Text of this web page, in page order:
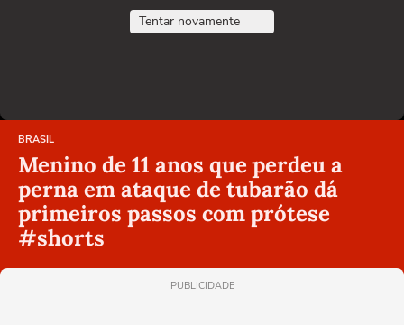
Tentar novamente
BRASIL
Menino de 11 anos que perdeu a
perna em ataque de tubarão dá
primeiros passos com prótese
#shorts
PUBLICIDADE